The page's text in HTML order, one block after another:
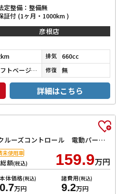
定整備：整備無
証付 (1ヶ月・1000km )
彦根店
排気 660cc
ソフトベージュメタリック 修復 無
詳細はこちら
ハイブリッドG アダプティブクルーズコントロール 電動パーキングブレーキ レーンアシスト 衝突被害軽減システム オートライト LEDヘッドランプ スマートキー アイドリングストップ 電動格納ミラー シートヒーター
額(税込) 159.9万円
体価格(税込)
万円
諸費用(税込)
9.2万円
未使用車